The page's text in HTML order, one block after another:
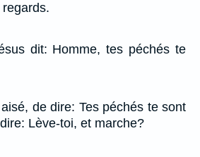
dit: Homme, tes péchés te
de dire: Tes péchés te sont
Lève-toi, et marche?